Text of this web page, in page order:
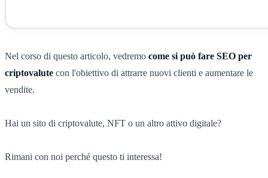
Nel corso di questo articolo, vedremo come si può fare SEO per
criptovalute con l'obiettivo di attrarre nuovi clienti e aumentare le
vendite.
Hai un sito di criptovalute, NFT o un altro attivo digitale?
Rimani con noi perché questo ti interessa!